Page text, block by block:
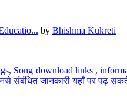
by Bhishma Kukreti
Song download links ,
संबंधित जानकारी यहाँ पर पढ़